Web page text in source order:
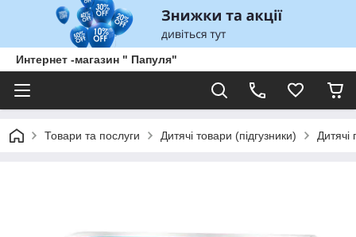
Интернет -магазин " Папуля"
Товари та послуги Дитячі товари (підгузники) Дитячі